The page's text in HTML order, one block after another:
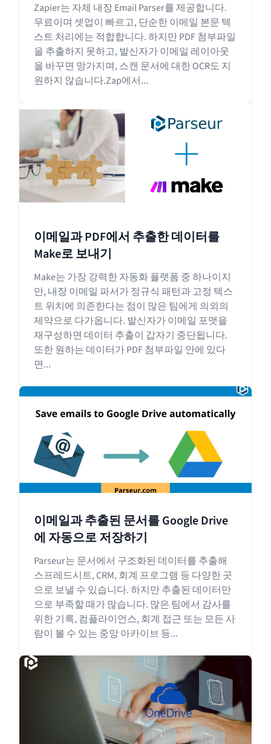
Zapier는 자체 내장 Email Parser를 제공합니다.
무료이며 셋업이 빠르고, 단순한 이메일 본문 텍
스트 처리에는 적합합니다. 하지만 PDF 첨부파일
을 추출하지 못하고, 발신자가 이메일 레이아웃
을 바꾸면 망가지며, 스캔 문서에 대한 OCR도 지
원하지 않습니다.Zap에서...
이메일과 PDF에서 추출한 데이터를
Make로 보내기
Make는 가장 강력한 자동화 플랫폼 중 하나이지
만, 내장 이메일 파서가 정규식 패턴과 고정 텍스
트 위치에 의존한다는 점이 많은 팀에게 의외의
제약으로 다가옵니다. 발신자가 이메일 포맷을
재구성하면 데이터 추출이 갑자기 중단됩니다.
또한 원하는 데이터가 PDF 첨부파일 안에 있다
면...
이메일과 추출된 문서를 Google Drive
에 자동으로 저장하기
Parseur는 문서에서 구조화된 데이터를 추출해
스프레드시트, CRM, 회계 프로그램 등 다양한 곳
으로 보낼 수 있습니다. 하지만 추출된 데이터만
으로 부족할 때가 많습니다. 많은 팀에서 감사를
위한 기록, 컴플라이언스, 회계 접근 또는 모든 사
람이 볼 수 있는 중앙 아카이브 등...